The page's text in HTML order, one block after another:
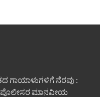
ಗಾಯಾಳುಗಳಿಗೆ ನೆರವು :
ಪೊಲೀಸರ ಮಾನವೀಯ